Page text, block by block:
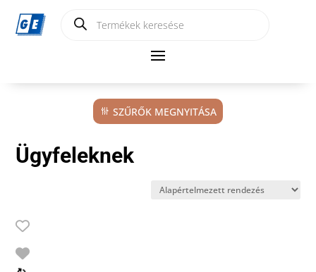
search
SZŰRŐK MEGNYITÁSA
Ügyfeleknek